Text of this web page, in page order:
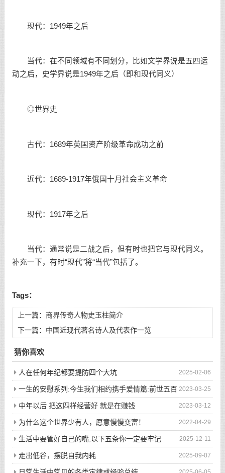
现代：1949年之后
当代：在不同领域有不同划分，比如文学界说是五四运
动之后，史学界说是1949年之后（即和现代同义）
◎世界史
古代：1689年英国资产阶级革命成功之前
近代：1689-1917年俄国十月社会主义革命
现代：1917年之后
当代：通常说是二战之后，但有时也把它与现代同义。
补充一下，有时“现代”将“当代”包括了。
Tags：
上一篇： 商界传奇人物史玉柱简介
下一篇： 中国近现代著名诗人及代表作一览
猜你喜欢
2025-02-06
人在任何年纪都要提防四个大坑
2023-03-25
一生的安慰系列:今生我们相约携手爱情篇:前世五百
次的回眸才换来今生的相遇
2023-03-12
中年以后 把这四样经营好 就是在赚钱
2022-04-29
为什么这个世界少有人，愿意慢慢变富！
2025-12-11
生活中要管好自己的嘴,以下五条你一定要牢记
2025-09-07
走出低谷，摆脱自我内耗